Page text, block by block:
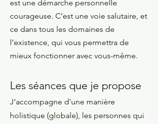
est une démarche personnelle
courageuse. C'est une voie salutaire, et
ce dans tous les domaines de
l’existence, qui vous permettra de
mieux fonctionner avec vous-même.
Les séances que je propose
J'accompagne d'une manière
holistique (globale), les personnes qui